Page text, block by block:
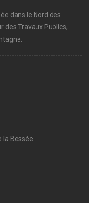
dans le Nord des
des Travaux Publics,
la Bessée